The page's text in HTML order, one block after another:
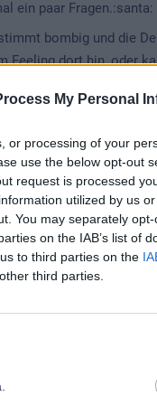
My Personal
or processing of your
use the below opt-out
request is processed
utilized by us
You may separately
on the IAB’s list of
to third parties on the
third parties.
ein paar Fragen.:santa:
bombig und die
dort hin, oder
Pech haben kann
"mieses"
hat der Park länger
höher???
Park nicht sehen zu
auch mal eine
im Park verbringen.
das schönste was ich
das wirklich die